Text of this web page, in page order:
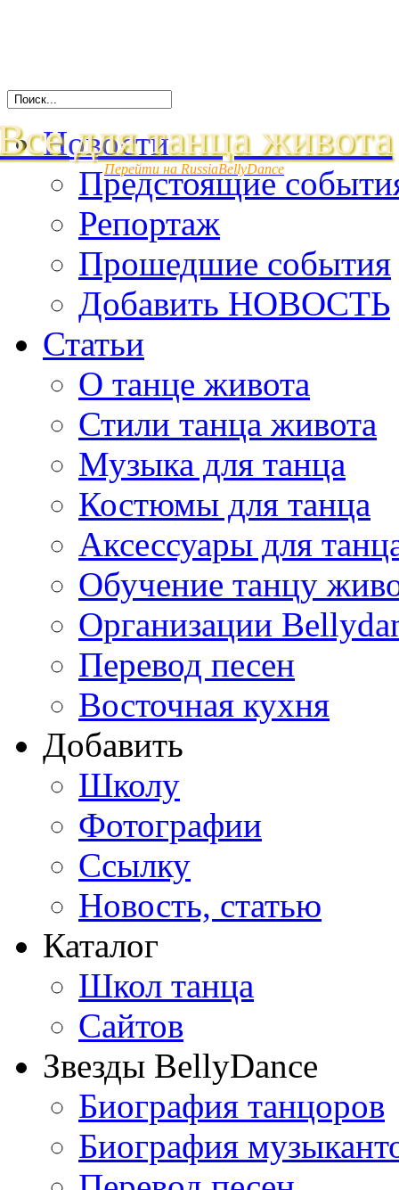
для танца живота
Перейти на RussiaBellyDance
Новости
Предстоящие
Репортаж
Прошедшие события
Добавить НОВОСТЬ
Статьи
О танце живота
Стили танца живота
Музыка для танца
Костюмы для танца
Аксессуары для
Обучение танцу
Организации
Перевод песен
Восточная кухня
Добавить
Школу
Фотографии
Ссылку
Новость, статью
Каталог
Школ танца
Сайтов
Звезды BellyDance
Биография танцоров
Биография